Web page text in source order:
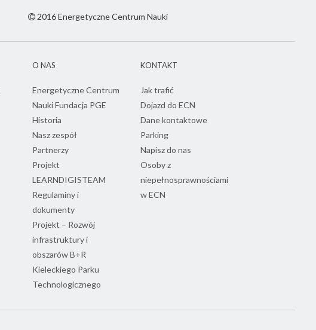
2016 Energetyczne Centrum Nauki
O NAS
Energetyczne Centrum
Nauki Fundacja PGE
Historia
Nasz zespół
Partnerzy
Projekt
LEARNDIGISTEAM
Regulaminy i
dokumenty
Projekt – Rozwój
infrastruktury i
obszarów B+R
Kieleckiego Parku
Technologicznego
KONTAKT
Jak trafić
Dojazd do ECN
Dane kontaktowe
Parking
Napisz do nas
Osoby z
niepełnosprawnościami
w ECN